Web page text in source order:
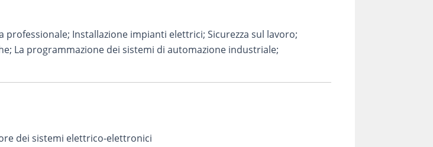
Installazione impianti elettrici; Sicurezza sul lavoro;
La programmazione dei sistemi di automazione industriale;
dei sistemi elettrico-elettronici